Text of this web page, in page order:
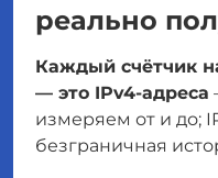
реально
Каждый счётчик
— это IPv4-адреса
измеряем от и до;
безграничная